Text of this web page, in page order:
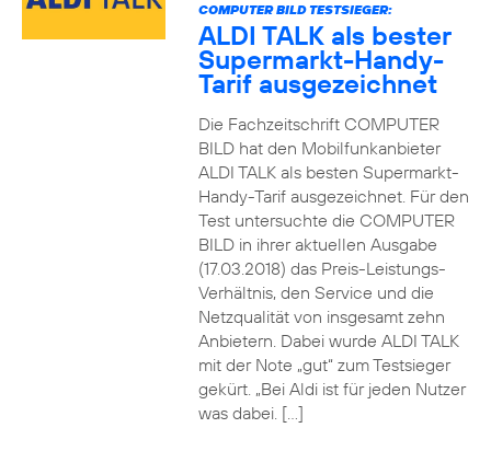
COMPUTER BILD TESTSIEGER:
ALDI TALK als bester
Supermarkt-Handy-
Tarif ausgezeichnet
Die Fachzeitschrift COMPUTER
BILD hat den Mobilfunkanbieter
ALDI TALK als besten Supermarkt-
Handy-Tarif ausgezeichnet. Für den
Test untersuchte die COMPUTER
BILD in ihrer aktuellen Ausgabe
(17.03.2018) das Preis-Leistungs-
Verhältnis, den Service und die
Netzqualität von insgesamt zehn
Anbietern. Dabei wurde ALDI TALK
mit der Note „gut“ zum Testsieger
gekürt. „Bei Aldi ist für jeden Nutzer
was dabei. […]